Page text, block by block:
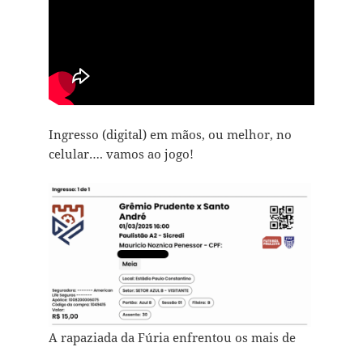
Ingresso (digital) em mãos, ou melhor, no
celular…. vamos ao jogo!
A rapaziada da Fúria enfrentou os mais de